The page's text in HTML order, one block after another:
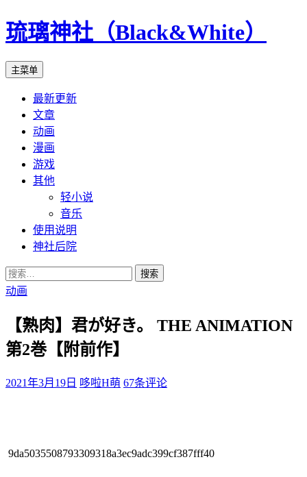
琉璃神社（Black&White）
搜
主菜单
正
文
最新更新
文章
动画
漫画
游戏
其他
轻小说
音乐
使用说明
神社后院
搜
索：
动画
【熟肉】君が好き。 THE ANIMATION
第2巻【附前作】
2021年3月19日 哆啦H萌 67条评论
9da5035508793309318a3ec9adc399cf387fff40